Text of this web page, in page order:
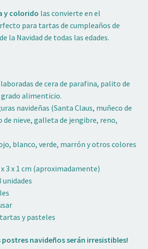
y colorido las convierte en el
para tartas de cumpleaños de
la Navidad de todas las edades.
de cera de parafina, palito de
grado alimenticio.
navideñas (Santa Claus, muñeco de
de nieve, galleta de jengibre, reno,
blanco, verde, marrón y otros colores
3 x 1 cm (aproximadamente)
unidades
y pasteles
postres navideños serán irresistibles!